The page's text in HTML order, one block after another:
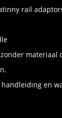
rail
materiaal
en